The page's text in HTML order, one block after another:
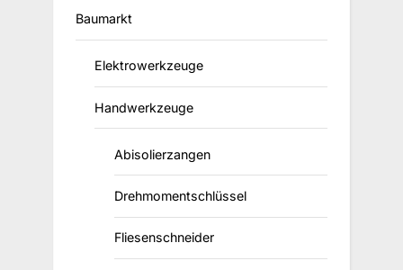
Baumarkt
Elektrowerkzeuge
Handwerkzeuge
Abisolierzangen
Drehmomentschlüssel
Fliesenschneider